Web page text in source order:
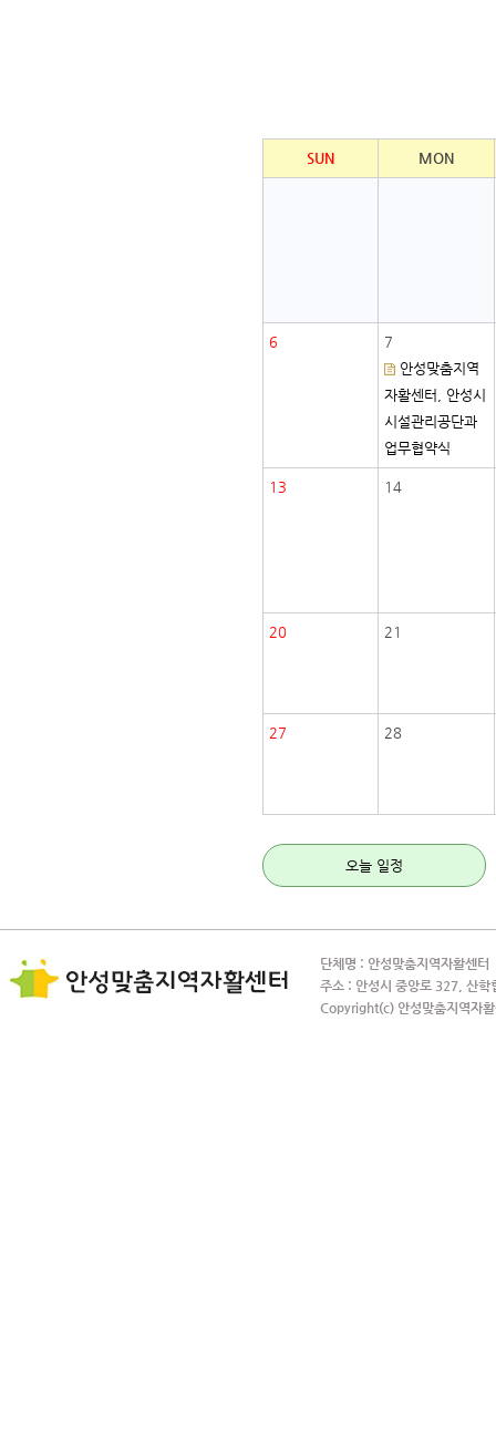
SUN MON
6
7
안성맞춤지역
자활센터, 안성시
시설관리공단과
업무협약식
13 14
20 21
27 28
오늘 일정
단체명 : 안성맞춤지역자활센
주소 : 안성시 중앙로 327, 산
Copyright(c) 안성맞춤지역